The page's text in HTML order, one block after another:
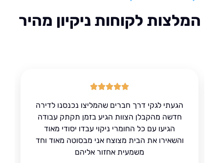
לקוחות ניקיון מהיר
הגעתי לגקי דרך חברים שהמליצו נכנסנו לדירה
חדשה מהקבלן הצוות הגיע בזמן תקתק עבודה
הגיעו עם כל החומרי ניקוי עבדו יסודי מאוד
והשאירו את הבית מצוצח אני מבסוטה מאוד וחד
משמעית אחזור אליהם